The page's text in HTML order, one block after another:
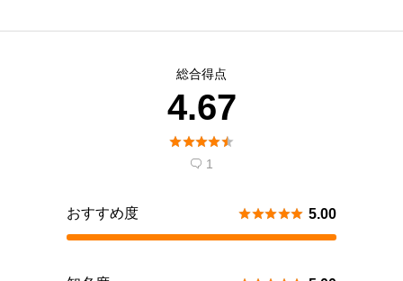
総合得点
4.67

 1
おすすめ度  5.00